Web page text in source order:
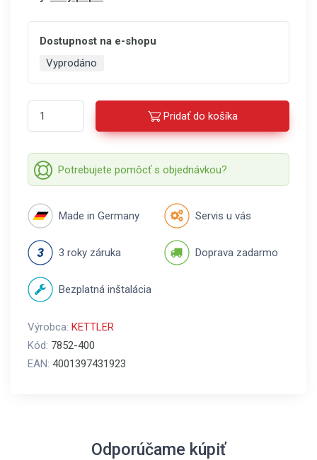
Dostupnost na e-shopu
Vyprodáno
Pridať do košíka
Potrebujete pomôcť s objednávkou?
Made in Germany Servis u vás
3 roky záruka Doprava zadarmo
Bezplatná inštalácia
Výrobca: KETTLER
Kód: 7852-400
EAN: 4001397431923
Odporúčame kúpiť